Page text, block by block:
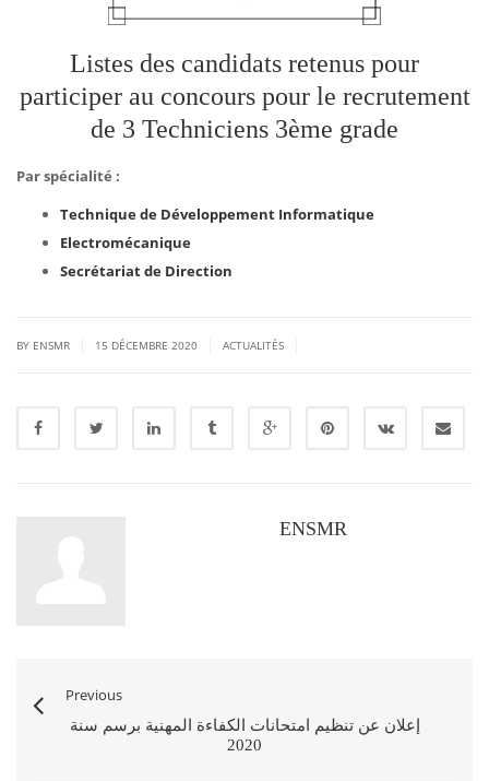
Listes des candidats retenus pour
participer au concours pour le recrutement
de 3 Techniciens 3ème grade
Par spécialité :
Technique de Développement Informatique
Electromécanique
Secrétariat de Direction
BY ENSMR 15 DÉCEMBRE 2020 ACTUALITÉS
ENSMR
Previous
إعلان عن تنظيم امتحانات الكفاءة المهنية برسم سنة
2020